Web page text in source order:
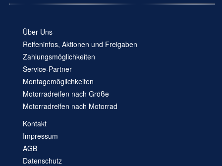
Über Uns
Reifeninfos, Aktionen und Freigaben
Zahlungsmöglichkeiten
Service-Partner
Montagemöglichkeiten
Motorradreifen nach Größe
Motorradreifen nach Motorrad
Kontakt
Impressum
AGB
Datenschutz